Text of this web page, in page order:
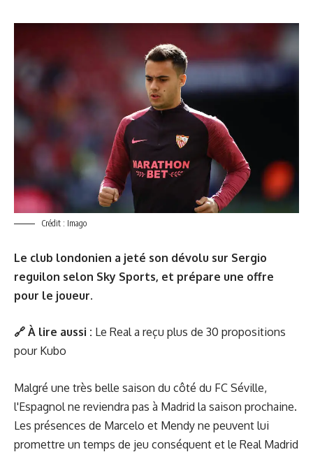
Crédit : Imago
Le club londonien a jeté son dévolu sur Sergio
reguilon selon Sky Sports, et prépare une offre
pour le joueur.
🔗 À lire aussi : Le Real a reçu plus de 30 propositions
pour Kubo
Malgré une très belle saison du côté du FC Séville,
l'Espagnol ne reviendra pas à Madrid la saison prochaine.
Les présences de Marcelo et Mendy ne peuvent lui
promettre un temps de jeu conséquent et le Real Madrid